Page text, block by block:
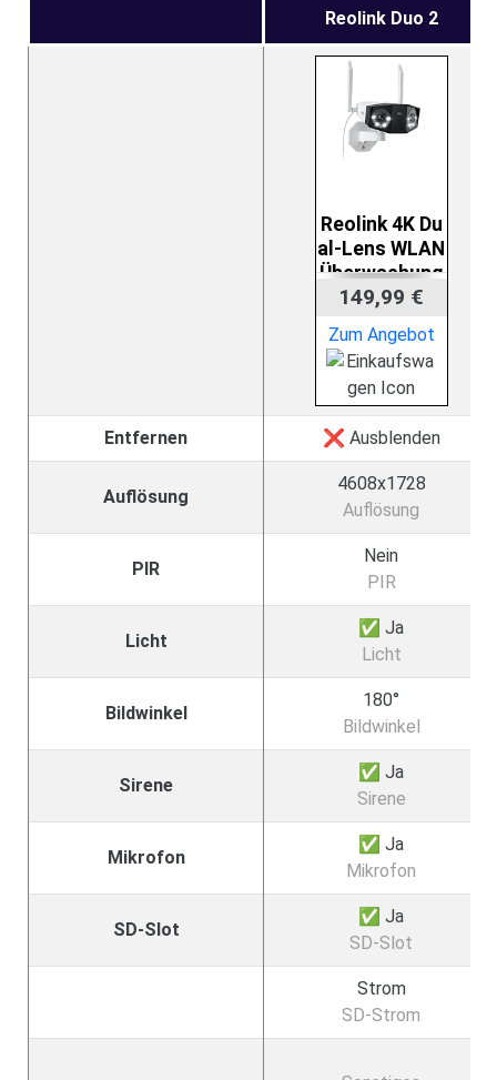
Reolink Duo 2
Reolink 4K Du
al-Lens WLAN
Überwachung
skamera Aus
s…
149,99 €
Zum Angebot
Entfernen ❌ Ausblenden
Auflösung
4608x1728
Auflösung
PIR
Nein
PIR
Licht
✅ Ja
Licht
Bildwinkel
180°
Bildwinkel
Sirene
✅ Ja
Sirene
Mikrofon
✅ Ja
Mikrofon
SD-Slot
✅ Ja
SD-Slot
Strom
SD-Strom